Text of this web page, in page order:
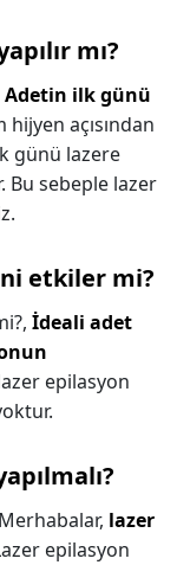
mı?
Adetin ilk günü
hijyen açısından
günü lazere
sebeple lazer
etkiler mi?
İdeali adet
epilasyon
Merhabalar, lazer
epilasyon